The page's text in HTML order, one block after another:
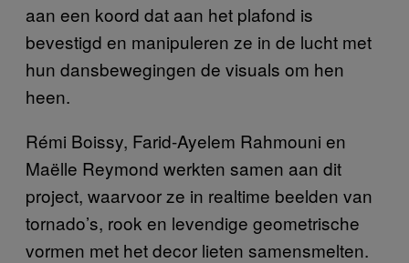
aan een koord dat aan het plafond is
bevestigd en manipuleren ze in de lucht met
hun dansbewegingen de visuals om hen
heen.
Rémi Boissy, Farid-Ayelem Rahmouni en
Maëlle Reymond werkten samen aan dit
project, waarvoor ze in realtime beelden van
tornado’s, rook en levendige geometrische
vormen met het decor lieten samensmelten.